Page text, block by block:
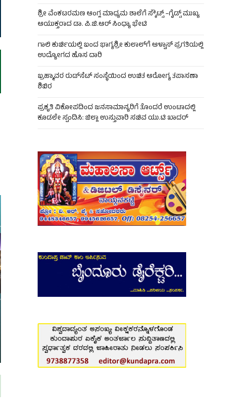
ಶ್ರೀ ವೆಂಕಟರಮಣ ಆಂಗ್ಲ ಮಾಧ್ಯಮ ಶಾಲೆಗೆ ಸ್ಕೌಟ್ಸ್ –ಗೈಡ್ಸ್ ಮುಖ್ಯ
ಆಯುಕ್ತರಾದ ಡಾ. ಪಿ.ಜಿ.ಆರ್ ಸಿಂಧ್ಯಾ ಭೇಟಿ
ಗಾಲಿ ಕುರ್ಚಿಯಲ್ಲಿ ಬಂದ ಭಾಗ್ಯಶ್ರೀ ಕುಲಾಲ್‌ಗೆ ಆಳ್ವಾಸ್ ಪ್ರಗತಿಯಲ್ಲಿ
ಉದ್ಯೋಗದ ಹೊಸ ದಾರಿ
ಬ್ರಹ್ಮಾವರ ರುಡ್‌ಸೆಟ್ ಸಂಸ್ಥೆಯಿಂದ ಉಚಿತ ಆರೋಗ್ಯ ತಪಾಸಣಾ
ಶಿಬಿರ
ಪ್ರಕೃತಿ ವಿಕೋಪದಿಂದ ಜನಸಾಮಾನ್ಯರಿಗೆ ತೊಂದರೆ ಉಂಟಾದಲ್ಲಿ
ಕೂಡಲೇ ಸ್ಪಂದಿಸಿ: ಜಿಲ್ಲಾ ಉಸ್ತುವಾರಿ ಸಚಿವ ಯು.ಟಿ ಖಾದರ್